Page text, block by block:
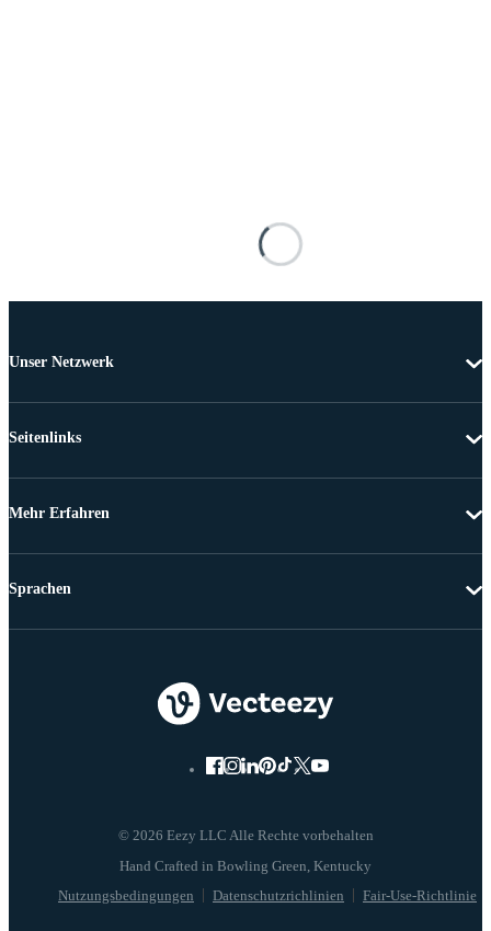
Unser Netzwerk
Seitenlinks
Mehr Erfahren
© 2026 Eezy LLC Alle Rechte vorbehalten
Nutzungsbedingungen Datenschutzrichlinien Fair-Use-Richtlinie
Sprachen